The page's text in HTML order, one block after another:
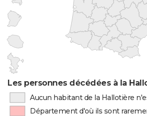
Les personnes décédées à la
Aucun habitant de la Hallotière
Département d'où ils sont